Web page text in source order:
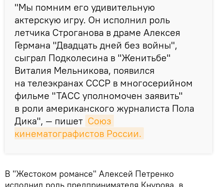
"Мы помним его удивительную
актерскую игру. Он исполнил роль
летчика Строганова в драме Алексея
Германа "Двадцать дней без войны",
сыграл Подколесина в "Женитьбе"
Виталия Мельникова, появился
на телеэкранах СССР в многосерийном
фильме "ТАСС уполномочен заявить"
в роли американского журналиста Пола
Дика", — пишет Союз
кинематографистов России.
В "Жестоком романсе" Алексей Петренко
исполнил роль предпринимателя Кнурова, в